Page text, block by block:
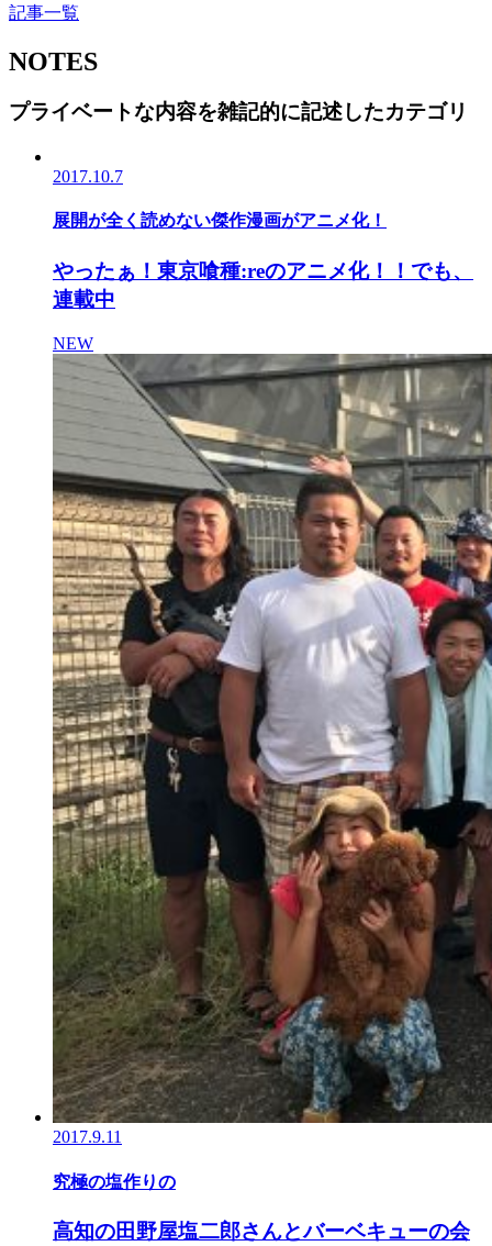
記事一覧
NOTES
プライベートな内容を雑記的に記述したカテゴリ
2017.10.7
展開が全く読めない傑作漫画がアニメ化！
やったぁ！東京喰種:reのアニメ化！！でも、
連載中
NEW
2017.9.11
究極の塩作りの
高知の田野屋塩二郎さんとバーベキューの会